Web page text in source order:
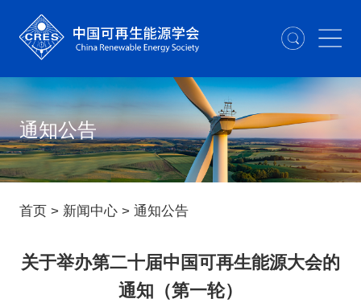
通知公告
首页> 新闻中心> 通知公告
关于举办第二十届中国可再生能源大会的
通知（第一轮）